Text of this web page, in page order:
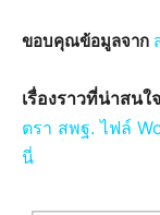
ขอบคุณข้อมูลจาก
เรื่องราวที่น่าสนใจ
ตรา สพฐ. ไฟล์
นี่